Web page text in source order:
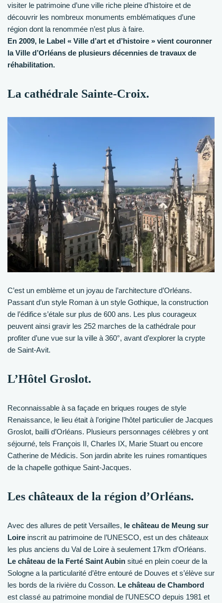
visiter le patrimoine d’une ville riche pleine d’histoire et de
découvrir les nombreux monuments emblématiques d’une
région dont la renommée n’est plus à faire.
En 2009, le Label « Ville d’art et d’histoire » vient couronner
la Ville d’Orléans de plusieurs décennies de travaux de
réhabilitation.
La cathédrale Sainte-Croix.
C’est un emblème et un joyau de l’architecture d’Orléans.
Passant d’un style Roman à un style Gothique, la construction
de l’édifice s’étale sur plus de 600 ans. Les plus courageux
peuvent ainsi gravir les 252 marches de la cathédrale pour
profiter d’une vue sur la ville à 360°, avant d’explorer la crypte
de Saint-Avit.
L’Hôtel Groslot.
Reconnaissable à sa façade en briques rouges de style
Renaissance, le lieu était à l’origine l’hôtel particulier de Jacques
Groslot, bailli d’Orléans. Plusieurs personnages célèbres y ont
séjourné, tels François II, Charles IX, Marie Stuart ou encore
Catherine de Médicis. Son jardin abrite les ruines romantiques
de la chapelle gothique Saint-Jacques.
Les châteaux de la région d’Orléans.
Avec des allures de petit Versailles, le château de Meung sur
Loire inscrit au patrimoine de l’UNESCO, est un des châteaux
les plus anciens du Val de Loire à seulement 17km d’Orléans.
Le château de la Ferté Saint Aubin situé en plein coeur de la
Sologne a la particularité d’être entouré de Douves et s’élève sur
les bords de la rivière du Cosson. Le château de Chambord
est classé au patrimoine mondial de l’UNESCO depuis 1981 et